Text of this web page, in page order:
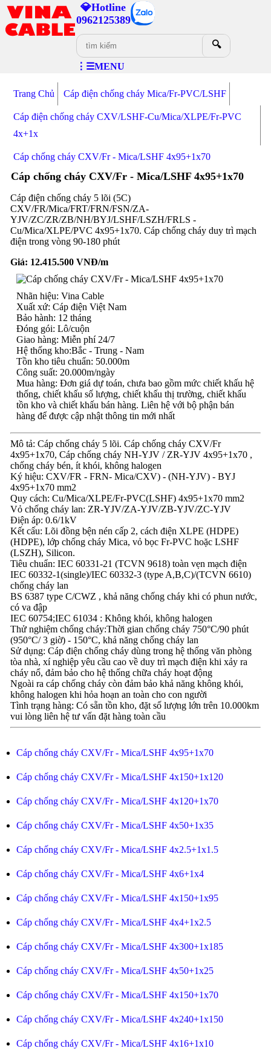
💎Hotline
0962125389
🔍
⋮☰MENU
Trang Chủ Cáp điện chống cháy Mica/Fr-PVC/LSHF
Cáp điện chống cháy CXV/LSHF-Cu/Mica/XLPE/Fr-PVC
4x+1x
Cáp chống cháy CXV/Fr - Mica/LSHF 4x95+1x70
Cáp chống cháy CXV/Fr - Mica/LSHF 4x95+1x70
Cáp điện chống cháy 5 lõi (5C)
CXV/FR/Mica/FRT/FRN/FSN/ZA-
YJV/ZC/ZR/ZB/NH/BYJ/LSHF/LSZH/FRLS -
Cu/Mica/XLPE/PVC 4x95+1x70. Cáp chống cháy duy trì mạch
điện trong vòng 90-180 phút
Giá: 12.415.500VNĐ/m
Nhãn hiệu: Vina Cable
Xuất xứ: Cáp điện Việt Nam
Bảo hành: 12 tháng
Đóng gói: Lô/cuộn
Giao hàng: Miễn phí 24/7
Hệ thống kho:Bắc - Trung - Nam
Tồn kho tiêu chuẩn: 50.000m
Công suất: 20.000m/ngày
Mua hàng: Đơn giá dự toán, chưa bao gồm mức chiết khấu hệ
thống, chiết khấu số lượng, chiết khấu thị trường, chiết khấu
tồn kho và chiết khấu bán hàng. Liên hệ với bộ phận bán
hàng để được cập nhật thông tin mới nhất
Mô tả: Cáp chống cháy 5 lõi. Cáp chống cháy CXV/Fr
4x95+1x70, Cáp chống cháy NH-YJV / ZR-YJV 4x95+1x70 ,
chống cháy bén, ít khói, không halogen
Ký hiệu: CXV/FR - FRN- Mica/CXV) - (NH-YJV) - BYJ
4x95+1x70 mm2
Quy cách: Cu/Mica/XLPE/Fr-PVC(LSHF) 4x95+1x70 mm2
Vỏ chống cháy lan: ZR-YJV/ZA-YJV/ZB-YJV/ZC-YJV
Điện áp: 0.6/1kV
Kết cấu: Lõi đồng bện nén cấp 2, cách điện XLPE (HDPE)
(HDPE), lớp chống cháy Mica, vỏ bọc Fr-PVC hoặc LSHF
(LSZH), Silicon.
Tiêu chuẩn: IEC 60331-21 (TCVN 9618) toàn vẹn mạch điện
IEC 60332-1(single)/IEC 60332-3 (type A,B,C)/(TCVN 6610)
chống cháy lan
BS 6387 type C/CWZ , khả năng chống cháy khi có phun nước,
có va đập
IEC 60754;IEC 61034 : Không khói, không halogen
Thử nghiệm chống cháy:Thời gian chống cháy 750°C/90 phút
(950°C/ 3 giờ) - 150°C, khả năng chống cháy lan
Sử dụng: Cáp điện chống cháy dùng trong hệ thống văn phòng
tòa nhà, xí nghiệp yêu cầu cao về duy trì mạch điện khi xảy ra
cháy nổ, đảm bảo cho hệ thống chữa cháy hoạt động
Ngoài ra cáp chống cháy còn đảm bảo khả năng không khói,
không halogen khi hỏa hoạn an toàn cho con người
Tình trạng hàng: Có sẵn tồn kho, đặt số lượng lớn trên 10.000km
vui lòng liên hệ tư vấn đặt hàng toàn cầu
Cáp chống cháy CXV/Fr - Mica/LSHF 4x95+1x70
Cáp chống cháy CXV/Fr - Mica/LSHF 4x150+1x120
Cáp chống cháy CXV/Fr - Mica/LSHF 4x120+1x70
Cáp chống cháy CXV/Fr - Mica/LSHF 4x50+1x35
Cáp chống cháy CXV/Fr - Mica/LSHF 4x2.5+1x1.5
Cáp chống cháy CXV/Fr - Mica/LSHF 4x6+1x4
Cáp chống cháy CXV/Fr - Mica/LSHF 4x150+1x95
Cáp chống cháy CXV/Fr - Mica/LSHF 4x4+1x2.5
Cáp chống cháy CXV/Fr - Mica/LSHF 4x300+1x185
Cáp chống cháy CXV/Fr - Mica/LSHF 4x50+1x25
Cáp chống cháy CXV/Fr - Mica/LSHF 4x150+1x70
Cáp chống cháy CXV/Fr - Mica/LSHF 4x240+1x150
Cáp chống cháy CXV/Fr - Mica/LSHF 4x16+1x10